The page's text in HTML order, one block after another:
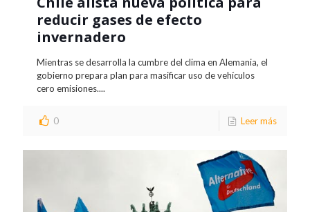
reducir gases de efecto
invernadero
Mientras se desarrolla la cumbre del clima en Alemania, el
gobierno prepara plan para masificar uso de vehículos
cero emisiones....
0 Leer más